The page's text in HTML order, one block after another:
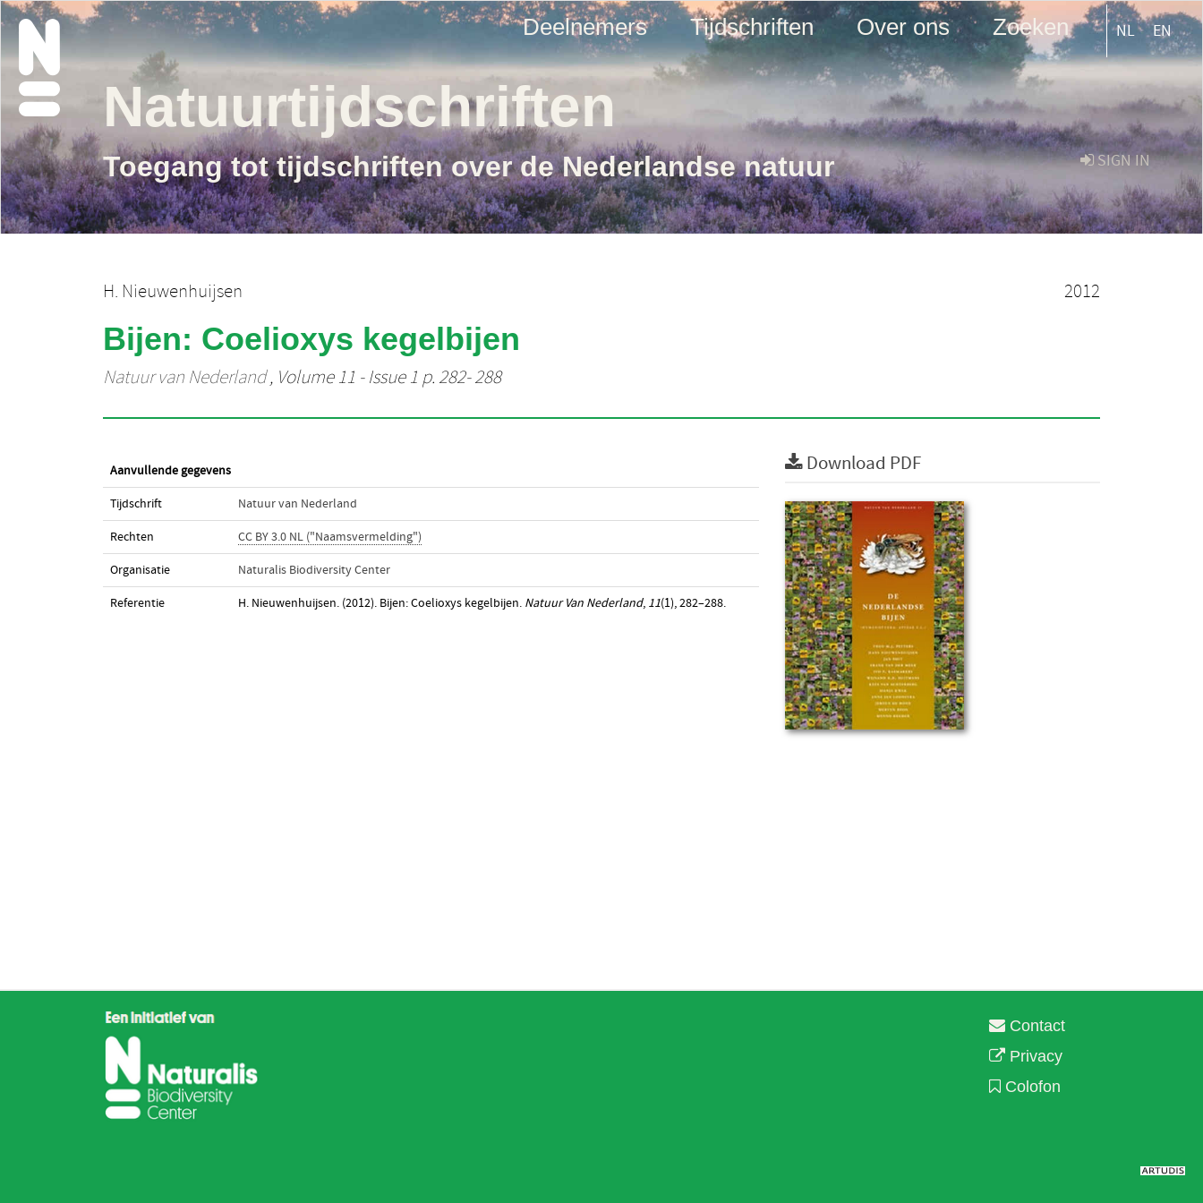
Deelnemers Tijdschriften Over ons Zoeken NL EN
SIGN IN
Natuurtijdschriften
Toegang tot tijdschriften over de Nederlandse natuur
H. Nieuwenhuijsen 2012
Bijen: Coelioxys kegelbijen
Natuur van Nederland, Volume 11 - Issue 1 p. 282- 288
Aanvullende gegevens
Tijdschrift Natuur van Nederland
Rechten CC BY 3.0 NL ("Naamsvermelding")
Organisatie Naturalis Biodiversity Center
Referentie H. Nieuwenhuijsen. (2012). Bijen: Coelioxys kegelbijen. Natuur Van Nederland, 11(1), 282–288.
Download PDF
Contact
Privacy
Colofon